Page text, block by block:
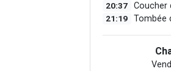
20:37 Coucher
21:19 Tombée